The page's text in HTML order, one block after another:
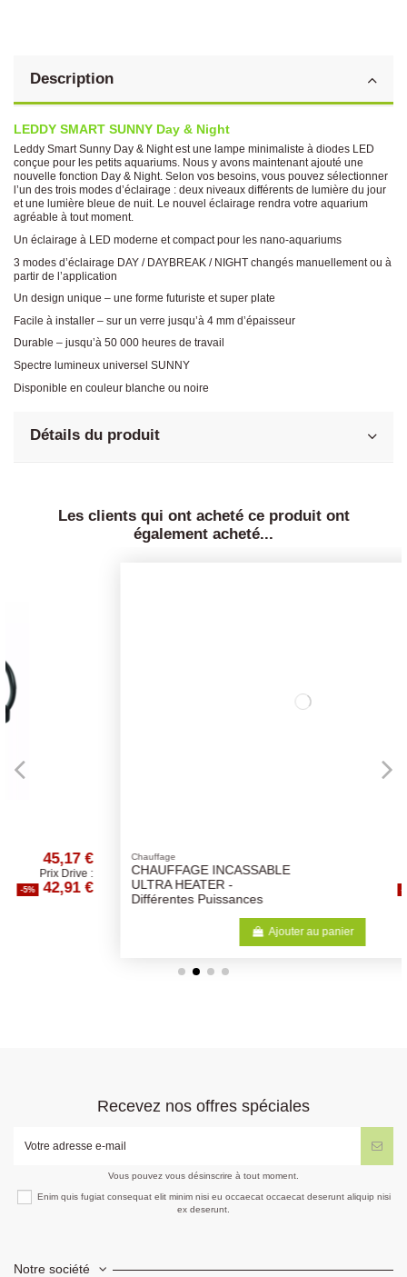
Description
LEDDY SMART SUNNY Day & Night
Leddy Smart Sunny Day & Night est une lampe minimaliste à diodes LED
conçue pour les petits aquariums. Nous y avons maintenant ajouté une
nouvelle fonction Day & Night. Selon vos besoins, vous pouvez sélectionner
l’un des trois modes d’éclairage : deux niveaux différents de lumière du jour
et une lumière bleue de nuit. Le nouvel éclairage rendra votre aquarium
agréable à tout moment.
Un éclairage à LED moderne et compact pour les nano-aquariums
3 modes d’éclairage DAY / DAYBREAK / NIGHT changés manuellement ou à
partir de l’application
Un design unique – une forme futuriste et super plate
Facile à installer – sur un verre jusqu’à 4 mm d’épaisseur
Durable – jusqu’à 50 000 heures de travail
Spectre lumineux universel SUNNY
Disponible en couleur blanche ou noire
Détails du produit
Les clients qui ont acheté ce produit ont
également acheté...
Chauffage
CHAUFFAGE INCASSABLE
ULTRA HEATER -
Différentes Puissances
Ajouter au panier
Recevez nos offres spéciales
Vous pouvez vous désinscrire à tout moment.
Enim quis fugiat consequat elit minim nisi eu occaecat occaecat deserunt aliquip nisi
ex deserunt.
Notre société